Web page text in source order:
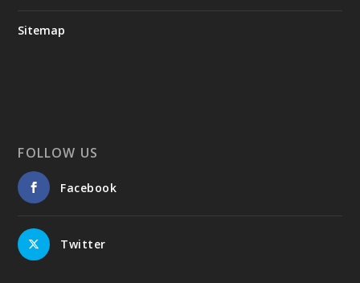
Sitemap
FOLLOW US
Facebook
Twitter